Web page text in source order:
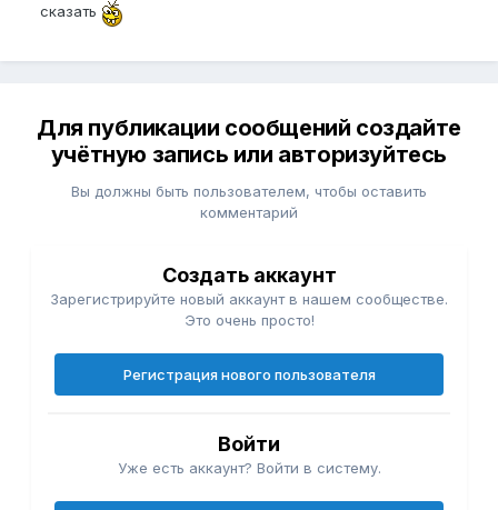
сказать
Для публикации сообщений создайте
учётную запись или авторизуйтесь
Вы должны быть пользователем, чтобы оставить
комментарий
Создать аккаунт
Зарегистрируйте новый аккаунт в нашем сообществе.
Это очень просто!
Регистрация нового пользователя
Войти
Уже есть аккаунт? Войти в систему.